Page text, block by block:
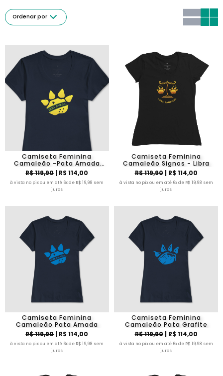
Ordenar por
Camiseta Feminina
Camaleão -Pata Amada
Brasil
R$ 119,90| R$ 114,00
à vista no pix ou em até 6x de R$ 19,98 sem
juros
Camiseta Feminina
Camaleão Signos - Libra
R$ 119,90| R$ 114,00
à vista no pix ou em até 6x de R$ 19,98 sem
juros
Camiseta Feminina
Camaleão Pata Amada
R$ 119,90| R$ 114,00
à vista no pix ou em até 6x de R$ 19,98 sem
juros
Camiseta Feminina
Camaleão Pata Grafite
R$ 119,90| R$ 114,00
à vista no pix ou em até 6x de R$ 19,98 sem
juros